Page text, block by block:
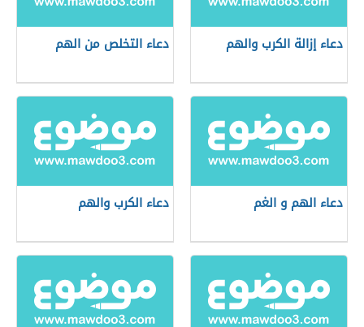
دعاء إزالة الكرب والهم دعاء التخلص من الهم
دعاء الهم و الغم دعاء الكرب والهم